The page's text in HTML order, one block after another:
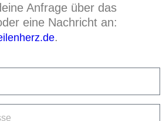
Anfrage über das
eine Nachricht an:
.